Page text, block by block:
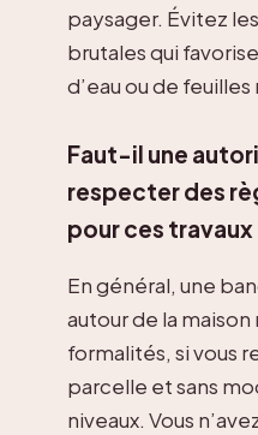
paysager. Évitez
brutales qui
d’eau ou de
Faut-il une
respecter des
pour ces travaux
En général, une
autour de la
formalités, si vous
parcelle et sans
niveaux. Vous